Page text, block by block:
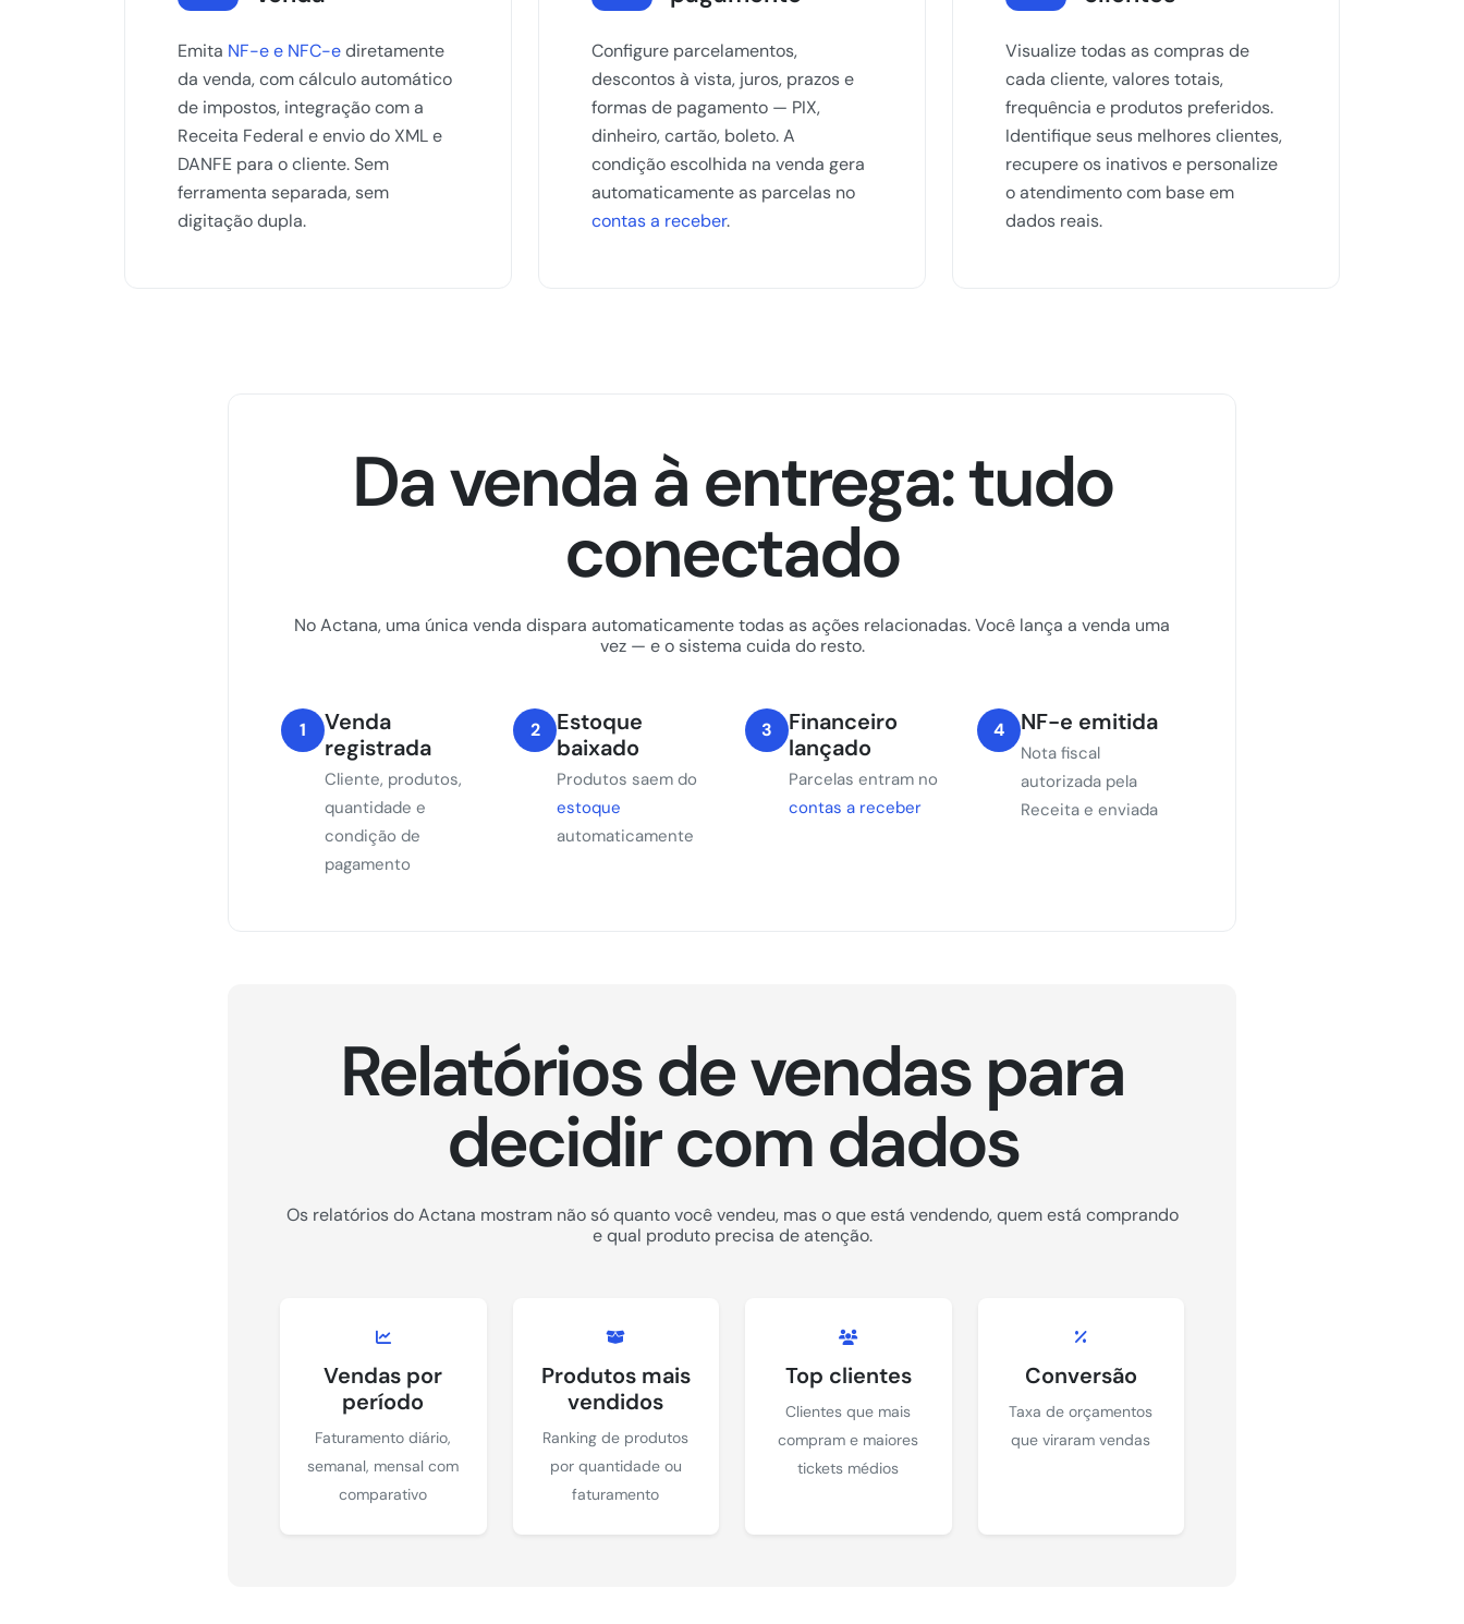
Emita NF-e e NFC-ediretamente
da venda, com cálculo automático
de impostos, integração com a
Receita Federal e envio do XML e
DANFE para o cliente. Sem
ferramenta separada, sem
digitação dupla.
Configure parcelamentos,
descontos à vista, juros, prazos e
formas de pagamento — PIX,
dinheiro, cartão, boleto. A
condição escolhida na venda gera
automaticamente as parcelas no
contas a receber.
Visualize todas as compras de
cada cliente, valores totais,
frequência e produtos preferidos.
Identifique seus melhores clientes,
recupere os inativos e personalize
o atendimento com base em
dados reais.
Da venda à entrega: tudo
conectado
No Actana, uma única venda dispara automaticamente todas as ações relacionadas. Você lança a venda uma
vez — e o sistema cuida do resto.
1
Venda
registrada
Cliente, produtos,
quantidade e
condição de
pagamento
2
Estoque
baixado
Produtos saem do
estoque
automaticamente
3
Financeiro
lançado
Parcelas entram no
contas a receber
4 NF-e emitida
Nota fiscal
autorizada pela
Receita e enviada
Relatórios de vendas para
decidir com dados
Os relatórios do Actana mostram não só quanto você vendeu, mas o que está vendendo, quem está comprando
e qual produto precisa de atenção.
Vendas por
período
Faturamento diário,
semanal, mensal com
comparativo
Produtos mais
vendidos
Ranking de produtos
por quantidade ou
faturamento
Top clientes
Clientes que mais
compram e maiores
tickets médios
Conversão
Taxa de orçamentos
que viraram vendas